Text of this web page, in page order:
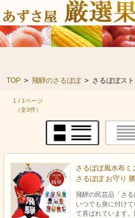
TOP > 飛騨のさるぼぼ > さるぼぼス
1 / 1ページ
（全3件）
さるぼぼ風水布ミ
さるぼぼ お守り
飛騨の民芸品「さる
いつでも身に付け
て喜ばれています